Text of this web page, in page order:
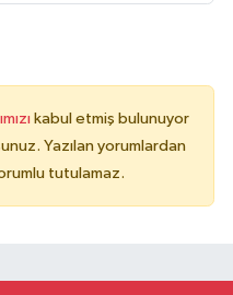
kabul etmiş bulunuyor
Yazılan yorumlardan
tutulamaz.